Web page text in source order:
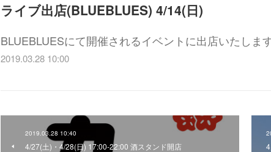
ライブ出店(BLUEBLUES) 4/14(日)
BLUEBLUESにて開催されるイベントに出店いたし
2019.03.28 10:00
2019.03.28 10:40
4/27(土)・4/28(日) 17:00-22:00 酒スタンド開店